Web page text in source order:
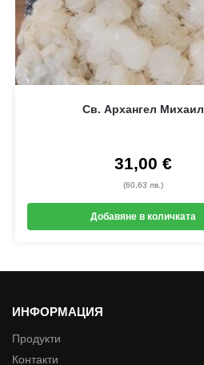
Св. Архангел Михаил
31,00 €
(60,63 лв.)
Добавяне в количката
ИНФОРМАЦИЯ
Продукти
Контакти